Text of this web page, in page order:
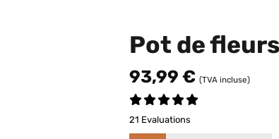
Pot de
93,99 € (TVA incluse)
21 Evaluations